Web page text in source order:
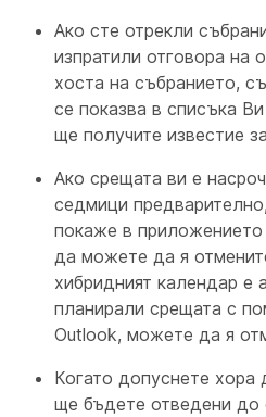
Ако сте отрекли
изпратили отговора на
хоста на събранието,
се показва в списъка
ще получите известие
Ако срещата ви е
седмици
покаже в приложението
да можете да я
хибридният календар е
планирали срещата с
Outlook, можете да я
Когато допуснете
ще бъдете отведени до